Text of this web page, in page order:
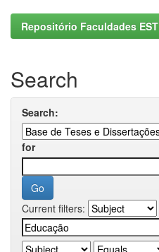
Repositório Faculdades EST
Search
Search:
for
Current filters: